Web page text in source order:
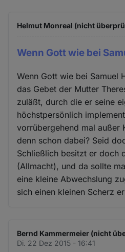
Helmut Monreal (nicht
Wenn Gott wie bei
Wenn Gott wie bei Samuel
das Gebet der Mutter
zuläßt, durch die er seine
höchstpersönlich
vorrübergehend mal außer
denn schon dabei? Seid
Schließlich besitzt er doch
(Allmacht), und da sollte
eine kleine Abwechslung
sich einen kleinen Scherz
Bernd Kammermeier (nicht
Di. 22 Dez 2015 - 16:41